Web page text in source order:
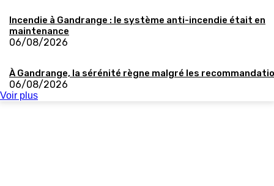
Incendie à Gandrange : le système anti-incendie était en
maintenance
06/08/2026
À Gandrange, la sérénité règne malgré les
06/08/2026
Voir plus